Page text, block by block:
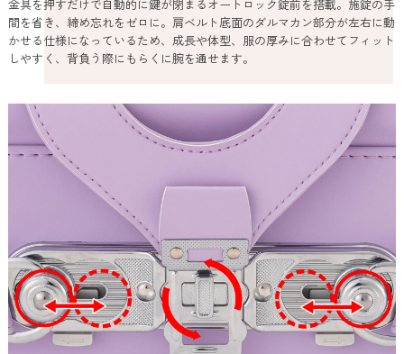
金具を押すだけで自動的に鍵が閉まるオートロック錠前を搭載。施錠の手
間を省き、締め忘れをゼロに。肩ベルト底面のダルマカン部分が左右に動
かせる仕様になっているため、成長や体型、服の厚みに合わせてフィット
しやすく、背負う際にもらくに腕を通せます。